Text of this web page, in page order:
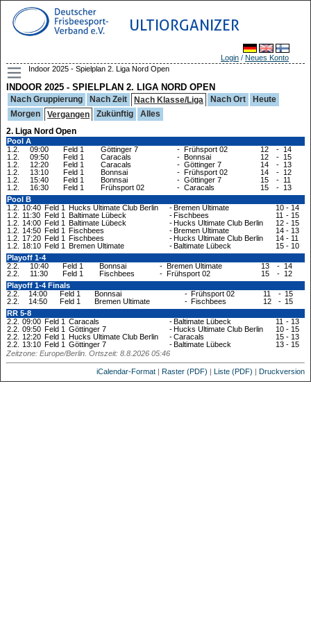
ULTIORGANIZER
Login / Neues Konto
Indoor 2025 - Spielplan 2. Liga Nord Open
INDOOR 2025 - SPIELPLAN 2. LIGA NORD OPEN
Nach Gruppierung Nach Zeit Nach Klasse/Liga Nach Ort
Heute
Morgen
Vergangen Zukünftig
Alles
2. Liga Nord Open
Pool A
1.2.
09:00 Feld 1 Göttinger 7 - Frühsport 02 12 - 14
1.2.
09:50 Feld 1 Caracals - Bonnsai 12 - 15
1.2.
12:20 Feld 1 Caracals - Göttinger 7 14 - 13
1.2.
13:10 Feld 1 Bonnsai - Frühsport 02 14 - 12
1.2.
15:40 Feld 1 Bonnsai - Göttinger 7 15 - 11
1.2.
16:30 Feld 1 Frühsport 02 - Caracals 15 - 13
Pool B
1.2.
10:40 Feld 1 Hucks Ultimate Club Berlin - Bremen Ultimate 10 - 14
1.2.
11:30 Feld 1 Baltimate Lübeck - Fischbees 11 - 15
1.2.
14:00 Feld 1 Baltimate Lübeck - Hucks Ultimate Club Berlin 12 - 15
1.2.
14:50 Feld 1 Fischbees - Bremen Ultimate 14 - 13
1.2.
17:20 Feld 1 Fischbees - Hucks Ultimate Club Berlin 14 - 11
1.2.
18:10 Feld 1 Bremen Ultimate - Baltimate Lübeck 15 - 10
Playoff 1-4
2.2.
10:40 Feld 1 Bonnsai - Bremen Ultimate 13 - 14
2.2.
11:30 Feld 1 Fischbees - Frühsport 02 15 - 12
Playoff 1-4 Finals
2.2.
14:00 Feld 1 Bonnsai - Frühsport 02 11 - 15
2.2.
14:50 Feld 1 Bremen Ultimate - Fischbees 12 - 15
RR 5-8
2.2. 09:00 Feld 1 Caracals - Baltimate Lübeck 11 - 13
2.2. 09:50 Feld 1 Göttinger 7 - Hucks Ultimate Club Berlin 10 - 15
2.2.
12:20 Feld 1 Hucks Ultimate Club Berlin -Caracals 15 - 13
2.2.
13:10 Feld 1 Göttinger 7 - Baltimate Lübeck 13 - 15
Zeitzone: Europe/Berlin. Ortszeit: 8.8.2026 05:46
iCalendar-Format | Raster (PDF) | Liste (PDF) | Druckversion